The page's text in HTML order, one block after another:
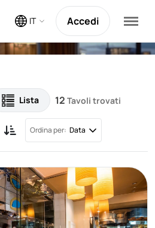
IT Accedi
Lista 12 Tavoli trovati
Ordina per: Data